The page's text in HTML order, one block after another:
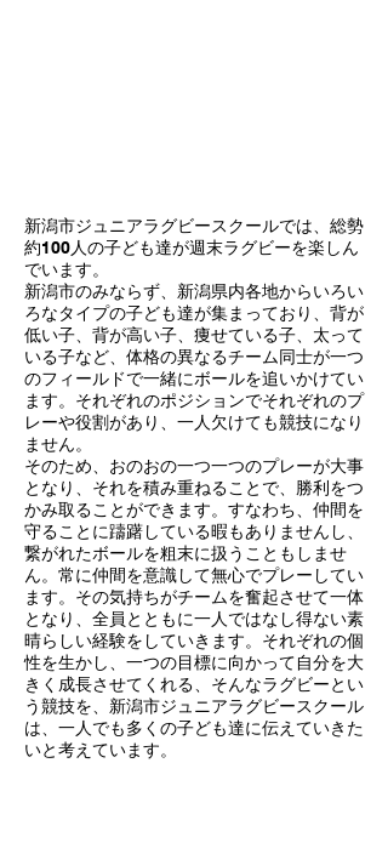
新潟市ジュニアラグビースクールでは、総勢
約100人の子ども達が週末ラグビーを楽しん
でいます。
新潟市のみならず、新潟県内各地からいろい
ろなタイプの子ども達が集まっており、背が
低い子、背が高い子、痩せている子、太って
いる子など、体格の異なるチーム同士が一つ
のフィールドで一緒にボールを追いかけてい
ます。それぞれのポジションでそれぞれのプ
レーや役割があり、一人欠けても競技になり
ません。
そのため、おのおの一つ一つのプレーが大事
となり、それを積み重ねることで、勝利をつ
かみ取ることができます。すなわち、仲間を
守ることに躊躇している暇もありませんし、
繋がれたボールを粗末に扱うこともしませ
ん。常に仲間を意識して無心でプレーしてい
ます。その気持ちがチームを奮起させて一体
となり、全員とともに一人ではなし得ない素
晴らしい経験をしていきます。それぞれの個
性を生かし、一つの目標に向かって自分を大
きく成長させてくれる、そんなラグビーとい
う競技を、新潟市ジュニアラグビースクール
は、一人でも多くの子ども達に伝えていきた
いと考えています。